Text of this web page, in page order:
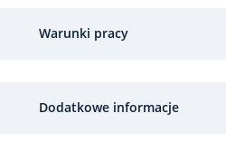
Warunki pracy
Dodatkowe informacje